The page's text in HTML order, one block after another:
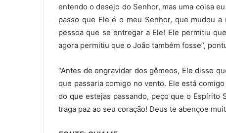
entendo o desejo do Senhor, mas uma coisa
passo que Ele é o meu Senhor, que mudou
pessoa que se entregar a Ele! Ele permitiu
agora permitiu que o João também fosse”,
“Antes de engravidar dos gêmeos, Ele disse
que passaria comigo no vento. Ele está
do que estejas passando, peço que o Espírito
traga paz ao seu coração! Deus te abençoe